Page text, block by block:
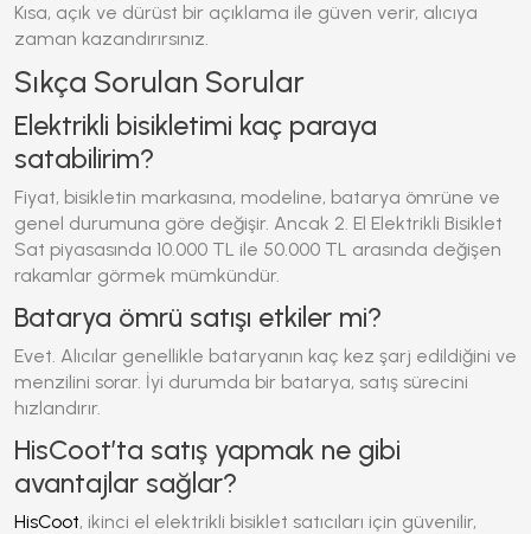
Kısa, açık ve dürüst bir açıklama ile güven verir, alıcıya
zaman kazandırırsınız.
Sıkça Sorulan Sorular
Elektrikli bisikletimi kaç paraya
satabilirim?
Fiyat, bisikletin markasına, modeline, batarya ömrüne ve
genel durumuna göre değişir. Ancak 2. El Elektrikli Bisiklet
Sat piyasasında 10.000 TL ile 50.000 TL arasında değişen
rakamlar görmek mümkündür.
Batarya ömrü satışı etkiler mi?
Evet. Alıcılar genellikle bataryanın kaç kez şarj edildiğini ve
menzilini sorar. İyi durumda bir batarya, satış sürecini
hızlandırır.
HisCoot’ta satış yapmak ne gibi
avantajlar sağlar?
HisCoot, ikinci el elektrikli bisiklet satıcıları için güvenilir,